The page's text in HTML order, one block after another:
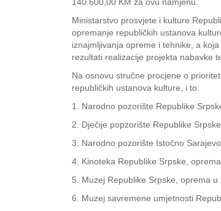
Ministarstvo prosvjete i kulture
opremanje republičkih ustanova
iznajmljivanja opreme i tehnike, a
rezultati realizacije projekta nabavke
Na osnovu stručne procjene o
republičkih ustanova kulture, i to:
1. Narodno pozorište Republike
2. Dječije popzorište Republike
3. Narodno pozorište Istočno
4. Kinoteka Republike Srpske,
5. Muzej Republike Srpske, oprema u
6. Muzej savremene umjetnosti